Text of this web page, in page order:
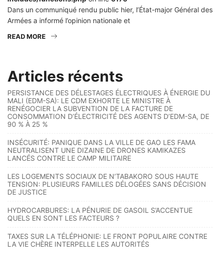
Dans un communiqué rendu public hier, l’État-major Général des
Armées a informé l’opinion nationale et
READ MORE
Articles récents
PERSISTANCE DES DÉLESTAGES ÉLECTRIQUES À ÉNERGIE DU
MALI (EDM-SA): LE CDM EXHORTE LE MINISTRE À
RENÉGOCIER LA SUBVENTION DE LA FACTURE DE
CONSOMMATION D’ÉLECTRICITÉ DES AGENTS D’EDM-SA, DE
90 % À 25 %
INSÉCURITÉ: PANIQUE DANS LA VILLE DE GAO LES FAMA
NEUTRALISENT UNE DIZAINE DE DRONES KAMIKAZES
LANCÉS CONTRE LE CAMP MILITAIRE
LES LOGEMENTS SOCIAUX DE N’TABAKORO SOUS HAUTE
TENSION: PLUSIEURS FAMILLES DÉLOGÉES SANS DÉCISION
DE JUSTICE
HYDROCARBURES: LA PÉNURIE DE GASOIL S’ACCENTUE
QUELS EN SONT LES FACTEURS ?
TAXES SUR LA TÉLÉPHONIE: LE FRONT POPULAIRE CONTRE
LA VIE CHÈRE INTERPELLE LES AUTORITÉS